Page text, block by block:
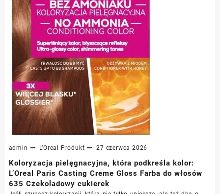
admin L’Oreal Produkt 27 czerwca 2026
Koloryzacja pielęgnacyjna, która podkreśla kolor:
L’Oreal Paris Casting Creme Gloss Farba do włosów
635 Czekoladowy cukierek